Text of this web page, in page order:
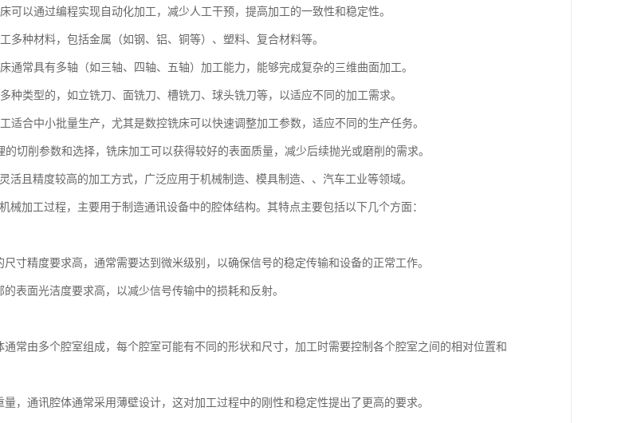
可以通过编程实现自动化加工，减少人工干预，提高加工的一致性和稳定性。
多种材料，包括金属（如钢、铝、铜等）、塑料、复合材料等。
通常具有多轴（如三轴、四轴、五轴）加工能力，能够完成复杂的三维曲面加工。
种类型的，如立铣刀、面铣刀、槽铣刀、球头铣刀等，以适应不同的加工需求。
适合中小批量生产，尤其是数控铣床可以快速调整加工参数，适应不同的生产任务。
切削参数和选择，铣床加工可以获得较好的表面质量，减少后续抛光或磨削的需求。
活且精度较高的加工方式，广泛应用于机械制造、模具制造、、汽车工业等领域。
械加工过程，主要用于制造通讯设备中的腔体结构。其特点主要包括以下几个方面：
寸精度要求高，通常需要达到微米级别，以确保信号的稳定传输和设备的正常工作。
表面光洁度要求高，以减少信号传输中的损耗和反射。
常由多个腔室组成，每个腔室可能有不同的形状和尺寸，加工时需要控制各个腔室之间的相对位置和
，通讯腔体通常采用薄壁设计，这对加工过程中的刚性和稳定性提出了更高的要求。